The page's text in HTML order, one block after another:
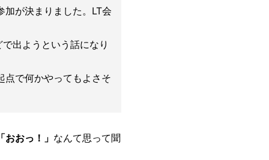
が決まりました。LT会
出ようという話になり
点で何かやってもよさそ
おおっ！」 なんて思って聞